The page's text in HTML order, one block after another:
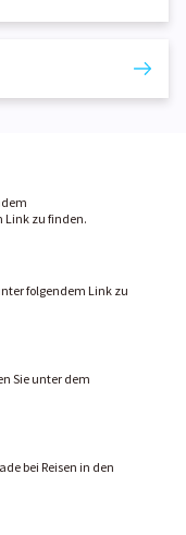
Link zu finden.
folgendem Link zu
Sie unter dem
bei Reisen in den